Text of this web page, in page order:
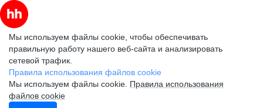
Мы используем файлы cookie, чтобы обеспечивать
правильную работу нашего веб-сайта и анализировать
сетевой трафик.
Правила использования файлов cookie
Мы используем файлы cookie. Правила использования
файлов cookie